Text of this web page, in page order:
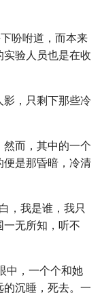
吩咐道，而本来
验人员也是在收
影，只剩下那些冷
而，其中的一个
便是那昏暗，冷清
，我是谁，我只
无所知，听不
中，一个个和她
沉睡，死去。一